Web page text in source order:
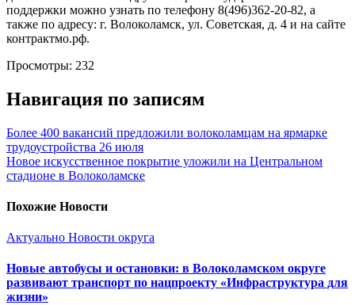
поддержки можно узнать по телефону 8(496)362-20-82, а
также по адресу: г. Волоколамск, ул. Советская, д. 4 и на сайте
контрактмо.рф.
Просмотры: 232
Навигация по записям
Более 400 вакансий предложили волоколамцам на ярмарке
трудоустройства 26 июля
Новое искусственное покрытие уложили на Центральном
стадионе в Волоколамске
Похожие Новости
Актуально Новости округа
Новые автобусы и остановки: в Волоколамском округе
развивают транспорт по нацпроекту «Инфраструктура для
жизни»